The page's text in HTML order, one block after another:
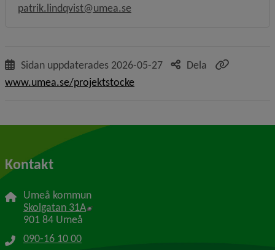
patrik.lindqvist@umea.se
Sidan uppdaterades 2026-05-27
Dela
www.umea.se/projektstocke
Kontakt
Umeå kommun
Skolgatan 31A Länk till annan webbplats, öppnas i nytt
901 84 Umeå
090-16 10 00